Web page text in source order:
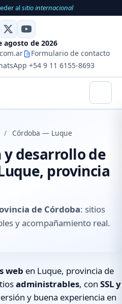
alsitio internacional
agosto de 2026
Formulario de contacto
+54 9 11 6155-8693
/ Córdoba — Luque
desarrollo de
provincia
de Córdoba: sitios
y acompañamiento real.
web en Luque, provincia de
administrables, con SSL y
y buena experiencia en